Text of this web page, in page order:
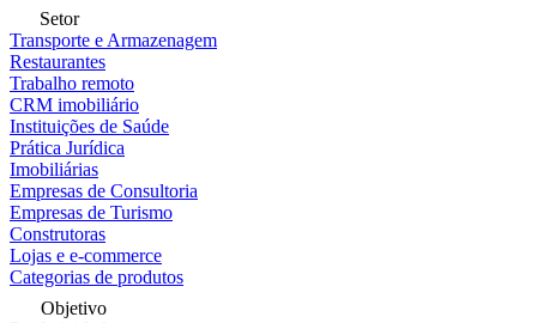
Setor
Transporte e Armazenagem
Restaurantes
Trabalho remoto
CRM imobiliário
Instituições de Saúde
Prática Jurídica
Imobiliárias
Empresas de Consultoria
Empresas de Turismo
Construtoras
Lojas e e-commerce
Categorias de produtos
Objetivo